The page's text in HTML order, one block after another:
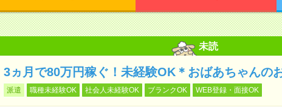
未読
3ヵ月で80万円稼ぐ！未経験OK＊おばあちゃんの
派遣 職種未経験OK 社会人未経験OK ブランクOK WEB登録・面接OK